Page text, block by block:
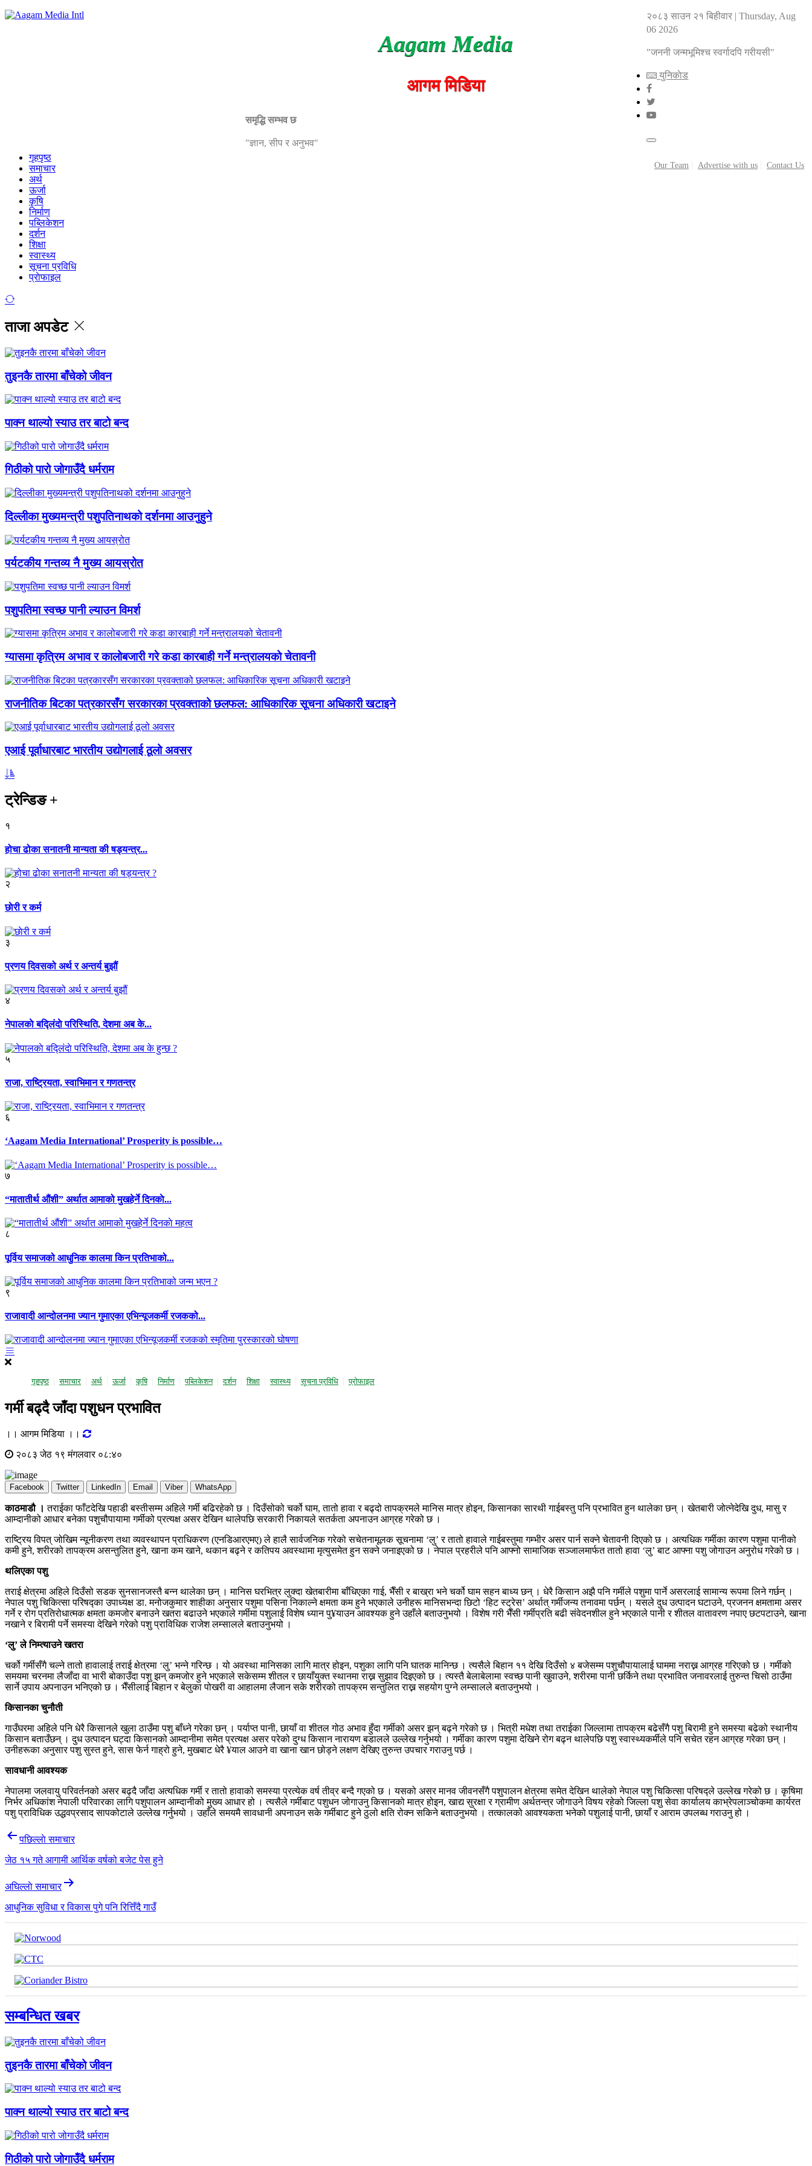
Aagam Media
आगम मिडिया
समृद्धि सम्भव छ
"ज्ञान, सीप र अनुभव"
Our Team Advertise with us Contact Us
२०८३ साउन २१ बिहीवार |Thursday, Aug
06 2026
"जननी जन्मभूमिश्च स्वर्गादपि गरीयसी"
युनिकाेड
गृहपृष्ठ
समाचार
अर्थ
ऊर्जा
कृषि
निर्माण
पब्लिकेशन
दर्शन
शिक्षा
स्वास्थ्य
सूचना प्रविधि
प्राेफाइल
ताजा अपडेट
तुइनकै तारमा बाँचेको जीवन
पाक्न थाल्यो स्याउ तर बाटो बन्द
गिठीको पारो जोगाउँदै धर्मराम
दिल्लीका मुख्यमन्त्री पशुपतिनाथको दर्शनमा आउनुहुने
पर्यटकीय गन्तव्य नै मुख्य आयस्रोत
पशुपतिमा स्वच्छ पानी ल्याउन विमर्श
ग्यासमा कृत्रिम अभाव र कालोबजारी गरे कडा कारबाही गर्ने मन्त्रालयको चेतावनी
राजनीतिक बिटका पत्रकारसँग सरकारका प्रवक्ताको छलफल: आधिकारिक सूचना अधिकारी खटाइने
एआई पूर्वाधारबाट भारतीय उद्योगलाई ठूलो अवसर
ट्रेन्डिङ+
१
होचा ढोका सनातनी मान्यता की षड्यन्त्र...
२
छाेरी र कर्म
३
प्रणय दिवसको अर्थ र अन्तर्य बुझौं
४
नेपालकाे बद्लिंदाे परिस्थिति, देशमा अब के...
५
राजा, राष्ट्रियता, स्वाभिमान र गणतन्त्र
६
‘Aagam Media International’ Prosperity is possible…
७
“मातातीर्थ औंशी” अर्थात आमाको मुखहेर्ने दिनकाे...
८
पूर्विय समाजको आधुनिक कालमा किन प्रतिभाको...
९
राजावादी आन्दोलनमा ज्यान गुमाएका एभिन्यूजकर्मी रजकको...
गृहपृष्ठ समाचार अर्थ ऊर्जा कृषि निर्माण पब्लिकेशन दर्शन शिक्षा स्वास्थ्य सूचना प्रविधि प्राेफाइल
गर्मी बढ्दै जाँदा पशुधन प्रभावित
।। आगम मिडिया ।।
२०८३ जेठ १९ मंगलवार ०८:४०
Facebook Twitter LinkedIn Email Viber WhatsApp
काठमाडौ । तराईका फाँटदेखि पहाडी बस्तीसम्म अहिले गर्मी बढिरहेको छ । दिउँसोको चर्को घाम, तातो हावा र बढ्दो तापक्रमले मानिस मात्र होइन, किसानका सारथी गाईबस्तु पनि प्रभावित हुन थालेका छन् । खेतबारी जोत्नेदेखि दुध, मासु र
आम्दानीको आधार बनेका पशुचौपायामा गर्मीको प्रत्यक्ष असर देखिन थालेपछि सरकारी निकायले सतर्कता अपनाउन आग्रह गरेको छ ।
राष्ट्रिय विपत् जोखिम न्यूनीकरण तथा व्यवस्थापन प्राधिकरण (एनडिआरएमए) ले हालै सार्वजनिक गरेको सचेतनामूलक सूचनामा ‘लु’ र तातो हावाले गाईबस्तुमा गम्भीर असर पार्न सक्ने चेतावनी दिएको छ । अत्यधिक गर्मीका कारण पशुमा पानीको
कमी हुने, शरीरको तापक्रम असन्तुलित हुने, खाना कम खाने, थकान बढ्ने र कतिपय अवस्थामा मृत्युसमेत हुन सक्ने जनाइएको छ । नेपाल प्रहरीले पनि आफ्नो सामाजिक सञ्जालमार्फत तातो हावा ‘लु’ बाट आफ्ना पशु जोगाउन अनुरोध गरेको छ ।
थलिएका पशु
तराई क्षेत्रमा अहिले दिउँसो सडक सुनसानजस्तै बन्न थालेका छन् । मानिस घरभित्र लुक्दा खेतबारीमा बाँधिएका गाई, भैँसी र बाख्रा भने चर्को घाम सहन बाध्य छन् । धेरै किसान अझै पनि गर्मीले पशुमा पार्ने असरलाई सामान्य रूपमा लिने गर्छन् ।
नेपाल पशु चिकित्सा परिषद्का उपाध्यक्ष डा. मनोजकुमार शाहीका अनुसार पशुमा पसिना निकाल्ने क्षमता कम हुने भएकाले उनीहरू मानिसभन्दा छिटो ‘हिट स्ट्रेस’ अर्थात् गर्मीजन्य तनावमा पर्छन् । यसले दुध उत्पादन घटाउने, प्रजनन क्षमतामा असर
गर्ने र रोग प्रतिरोधात्मक क्षमता कमजोर बनाउने खतरा बढाउने भएकाले गर्मीमा पशुलाई विशेष ध्यान पु¥याउन आवश्यक हुने उहाँले बताउनुभयो । विशेष गरी भैँसी गर्मीप्रति बढी संवेदनशील हुने भएकाले पानी र शीतल वातावरण नपाए छटपटाउने, खाना
नखाने र बिरामी पर्ने समस्या देखिने गरेको पशु प्राविधिक राजेश लम्सालले बताउनुभयो ।
‘लु’ ले निम्त्याउने खतरा
चर्को गर्मीसँगै चल्ने तातो हावालाई तराई क्षेत्रमा ‘लु’ भन्ने गरिन्छ । यो अवस्था मानिसका लागि मात्र होइन, पशुका लागि पनि घातक मानिन्छ । त्यसैले बिहान ११ देखि दिउँसो ४ बजेसम्म पशुचौपायालाई घाममा नराख्न आग्रह गरिएको छ । गर्मीको
समयमा चरनमा लैजाँदा वा भारी बोकाउँदा पशु झन् कमजोर हुने भएकाले सकेसम्म शीतल र छायाँयुक्त स्थानमा राख्न सुझाव दिइएको छ । त्यस्तै बेलाबेलामा स्वच्छ पानी खुवाउने, शरीरमा पानी छर्किने तथा प्रभावित जनावरलाई तुरुन्त चिसो ठाउँमा
सार्ने उपाय अपनाउन भनिएको छ । भैँसीलाई बिहान र बेलुका पोखरी वा आहालमा लैजान सके शरीरको तापक्रम सन्तुलित राख्न सहयोग पुग्ने लम्सालले बताउनुभयो ।
किसानका चुनौती
गाउँघरमा अहिले पनि धेरै किसानले खुला ठाउँमा पशु बाँध्ने गरेका छन् । पर्याप्त पानी, छायाँ वा शीतल गोठ अभाव हुँदा गर्मीको असर झन् बढ्ने गरेको छ । भित्री मधेश तथा तराईका जिल्लामा तापक्रम बढेसँगै पशु बिरामी हुने समस्या बढेको स्थानीय
किसान बताउँछन् । दुध उत्पादन घट्दा किसानको आम्दानीमा समेत प्रत्यक्ष असर परेको दुग्ध किसान नारायण बडालले उल्लेख गर्नुभयो । गर्मीका कारण पशुमा देखिने रोग बढ्न थालेपछि पशु स्वास्थ्यकर्मीले पनि सचेत रहन आग्रह गरेका छन् ।
उनीहरूका अनुसार पशु सुस्त हुने, सास फेर्न गाह्रो हुने, मुखबाट धेरै ¥याल आउने वा खाना खान छोड्ने लक्षण देखिए तुरुन्त उपचार गराउनु पर्छ ।
सावधानी आवश्यक
नेपालमा जलवायु परिवर्तनको असर बढ्दै जाँदा अत्यधिक गर्मी र तातो हावाको समस्या प्रत्येक वर्ष तीव्र बन्दै गएको छ । यसको असर मानव जीवनसँगै पशुपालन क्षेत्रमा समेत देखिन थालेको नेपाल पशु चिकित्सा परिषद्ले उल्लेख गरेको छ । कृषिमा
निर्भर अधिकांश नेपाली परिवारका लागि पशुपालन आम्दानीको मुख्य आधार हो । त्यसैले गर्मीबाट पशुधन जोगाउनु किसानको मात्र होइन, खाद्य सुरक्षा र ग्रामीण अर्थतन्त्र जोगाउने विषय रहेको जिल्ला पशु सेवा कार्यालय काभ्रेपलाञ्चोकमा कार्यरत
पशु प्राविधिक उद्धवप्रसाद सापकोटाले उल्लेख गर्नुभयो । उहाँले समयमै सावधानी अपनाउन सके गर्मीबाट हुने ठुलो क्षति रोक्न सकिने बताउनुभयो । तत्कालको आवश्यकता भनेको पशुलाई पानी, छायाँ र आराम उपलब्ध गराउनु हो ।
Post
navigation
पछिल्लाे समाचार
जेठ १५ गते आगामी आर्थिक वर्षको बजेट पेस हुने
अघिल्लाे समाचार
आधुनिक सुविधा र विकास पुगे पनि रित्तिँदै गाउँ
सम्बन्धित खबर
तुइनकै तारमा बाँचेको जीवन
पाक्न थाल्यो स्याउ तर बाटो बन्द
गिठीको पारो जोगाउँदै धर्मराम